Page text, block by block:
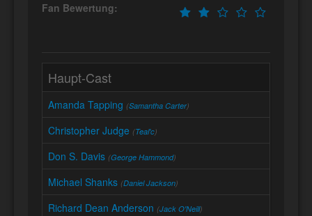
Fan Bewertung:
Haupt-Cast
Amanda Tapping (Samantha Carter)
Christopher Judge (Teal'c)
Don S. Davis (George Hammond)
Michael Shanks (Daniel Jackson)
Richard Dean Anderson (Jack O'Neill)